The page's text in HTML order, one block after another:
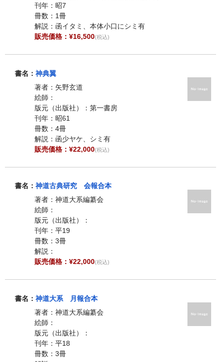
刊年：昭7
冊数：1冊
解説：函イタミ、本体小口にシミ有
販売価格：¥16,500(税込)
書名： 神典翼
著者：矢野玄道
絵師：
版元（出版社）：第一書房
刊年：昭61
冊数：4冊
解説：函少ヤケ、シミ有
販売価格：¥22,000(税込)
書名： 神道古典研究 会報合本
著者：神道大系編纂会
絵師：
版元（出版社）：
刊年：平19
冊数：3冊
解説：
販売価格：¥22,000(税込)
書名： 神道大系 月報合本
著者：神道大系編纂会
絵師：
版元（出版社）：
刊年：平18
冊数：3冊